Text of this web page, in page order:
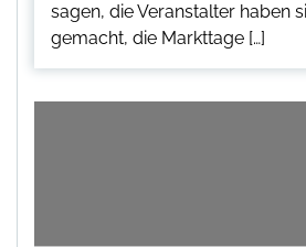
sagen, die Veranstalter haben
gemacht, die Markttage […]